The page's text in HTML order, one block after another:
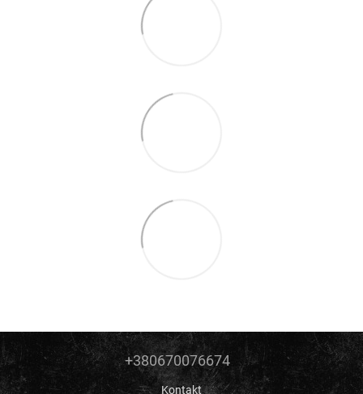
+380670076674
Kontakt